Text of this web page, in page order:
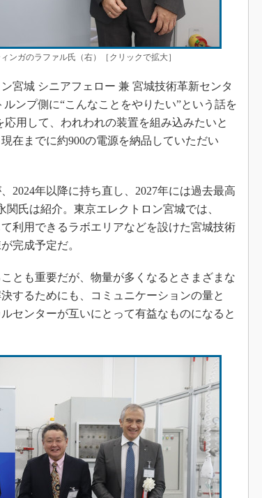
ンガのラファル氏（右）［クリックで拡大］
宮城 シニアフェロー 兼 宮城技術革新センタ
ンプ側に“こんなことをやりたい”という話を
用して、われわれの装置を組み込みたいと
在までに約900の電源を納品していただい
2024年以降に持ち直し、2027年には過去最高
氏は紹介。東京エレクトロン宮城では、
利用できるラボエリアなどを設けた宮城技術
完成予定だ。
とも重要だが、物量が多くなるとさまざまな
するためにも、コミュニケーションの量と
センターが互いにとって有益なものになると